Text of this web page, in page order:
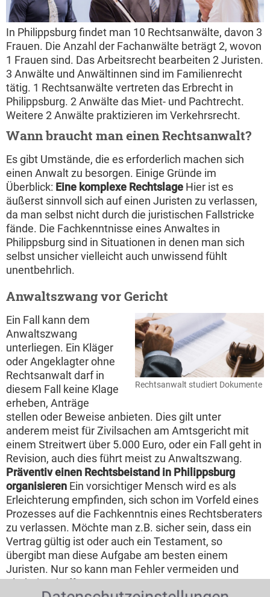
In Philippsburg findet man 10 Rechtsanwälte, davon 3
Frauen. Die Anzahl der Fachanwälte beträgt 2, wovon
1 Frauen sind. Das Arbeitsrecht bearbeiten 2 Juristen.
3 Anwälte und Anwältinnen sind im Familienrecht
tätig. 1 Rechtsanwälte vertreten das Erbrecht in
Philippsburg. 2 Anwälte das Miet- und Pachtrecht.
Weitere 2 Anwälte praktizieren im Verkehrsrecht.
Wann braucht man einen Rechtsanwalt?
Es gibt Umstände, die es erforderlich machen sich
einen Anwalt zu besorgen. Einige Gründe im
Überblick: Eine komplexe Rechtslage Hier ist es
äußerst sinnvoll sich auf einen Juristen zu verlassen,
da man selbst nicht durch die juristischen Fallstricke
fände. Die Fachkenntnisse eines Anwaltes in
Philippsburg sind in Situationen in denen man sich
selbst unsicher vielleicht auch unwissend fühlt
unentbehrlich.
Anwaltszwang vor Gericht
Rechtsanwalt studiert Dokumente
Ein Fall kann dem
Anwaltszwang
unterliegen. Ein Kläger
oder Angeklagter ohne
Rechtsanwalt darf in
diesem Fall keine Klage
erheben, Anträge
stellen oder Beweise anbieten. Dies gilt unter
anderem meist für Zivilsachen am Amtsgericht mit
einem Streitwert über 5.000 Euro, oder ein Fall geht in
Revision, auch dies führt meist zu Anwaltszwang.
Präventiv einen Rechtsbeistand in Philippsburg
organisieren Ein vorsichtiger Mensch wird es als
Erleichterung empfinden, sich schon im Vorfeld eines
Prozesses auf die Fachkenntnis eines Rechtsberaters
zu verlassen. Möchte man z.B. sicher sein, dass ein
Vertrag gültig ist oder auch ein Testament, so
übergibt man diese Aufgabe am besten einem
Juristen. Nur so kann man Fehler vermeiden und
Klarheit schaffen.